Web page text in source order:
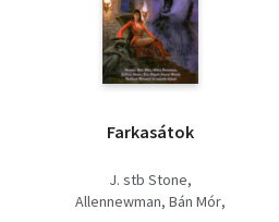
Farkasátok
J. stb Stone
Allennewman Bán Mór